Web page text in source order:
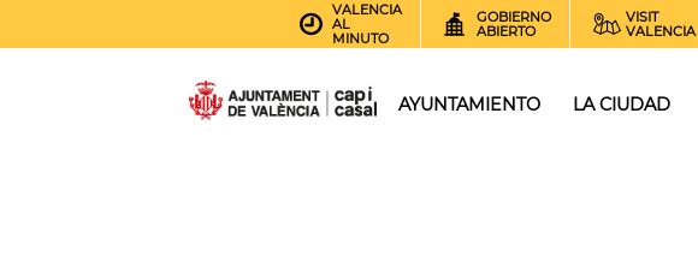
VALENCIA
AL
MINUTO
GOBIERNO
ABIERTO
VISIT
VALENCIA
AYUNTAMIENTO LA CIUDAD